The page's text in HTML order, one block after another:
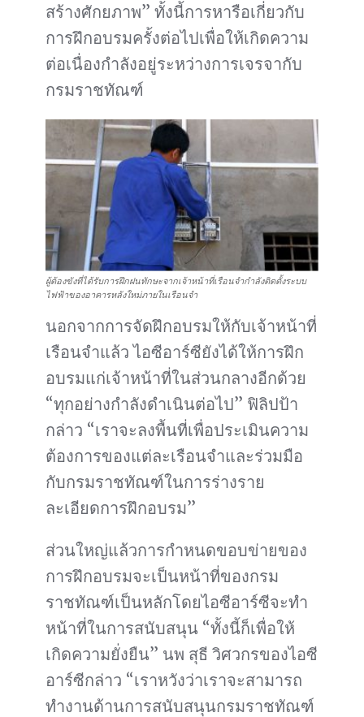
สร้างศักยภาพ” ทั้งนี้การหารือเกี่ยวกับ
การฝึกอบรมครั้งต่อไปเพื่อให้เกิดความ
ต่อเนื่องกำลังอยู่ระหว่างการเจรจากับ
กรมราชทัณฑ์
ผู้ต้องขังที่ได้รับการฝึกฝนทักษะจากเจ้าหน้าที่เรือนจำกำลังติดตั้งระบบ
ไฟฟ้าของอาคารหลังใหม่ภายในเรือนจำ
นอกจากการจัดฝึกอบรมให้กับเจ้าหน้าที่
เรือนจำแล้ว ไอซีอาร์ซียังได้ให้การฝึก
อบรมแก่เจ้าหน้าที่ในส่วนกลางอีกด้วย
“ทุกอย่างกำลังดำเนินต่อไป” ฟิลิปป้า
กล่าว “เราจะลงพื้นที่เพื่อประเมินความ
ต้องการของแต่ละเรือนจำและร่วมมือ
กับกรมราชทัณฑ์ในการร่างราย
ละเอียดการฝึกอบรม”
ส่วนใหญ่แล้วการกำหนดขอบข่ายของ
การฝึกอบรมจะเป็นหน้าที่ของกรม
ราชทัณฑ์เป็นหลักโดยไอซีอาร์ซีจะทำ
หน้าที่ในการสนับสนุน “ทั้งนี้ก็เพื่อให้
เกิดความยั่งยืน” นพ สุธี วิศวกรของไอซี
อาร์ซีกล่าว “เราหวังว่าเราจะสามารถ
ทำงานด้านการสนับสนุนกรมราชทัณฑ์